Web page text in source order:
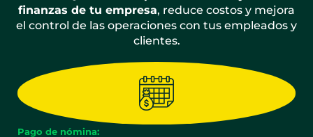
finanzas de tu empresa, reduce costos y mejora
el control de las operaciones con tus empleados y
clientes.
Pago de nómina: